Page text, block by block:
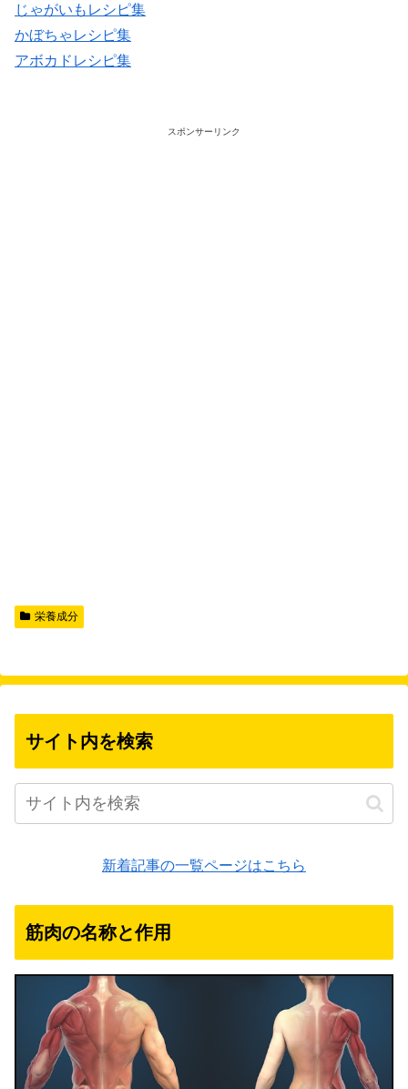
じゃがいもレシピ集
かぼちゃレシピ集
アボカドレシピ集
スポンサーリンク
栄養成分
サイト内を検索
新着記事の一覧ページはこちら
筋肉の名称と作用